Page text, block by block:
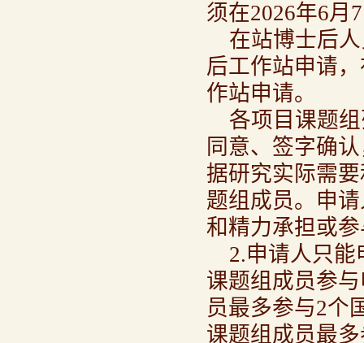
须在2026年6月
在站博士后
后工作站申请
作站申请。
各项目课题
同意、签字确
据研究实际需
题组成员。申
和精力承担或
2.申请人只
课题组成员参
员最多参与2个
课题组成员最